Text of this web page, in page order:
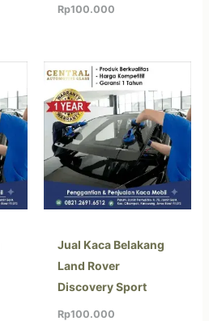
Rp100.000
Jual Kaca Belakang
Land Rover
Discovery Sport
Rp100.000